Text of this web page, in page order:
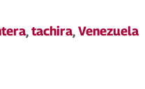
,tachira,Venezuela